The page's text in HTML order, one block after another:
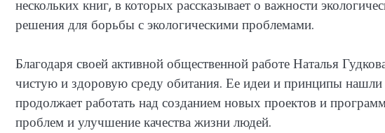
нескольких книг, в которых рассказывает о важности
решения для борьбы с экологическими проблемами.
Благодаря своей активной общественной работе Наталья
чистую и здоровую среду обитания. Ее идеи и принципы
продолжает работать над созданием новых проектов и
проблем и улучшение качества жизни людей.